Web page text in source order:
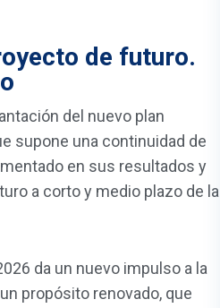
de futuro.
del nuevo plan
supone una continuidad de
en sus resultados y
a corto y medio plazo de la
da un nuevo impulso a la
propósito renovado, que